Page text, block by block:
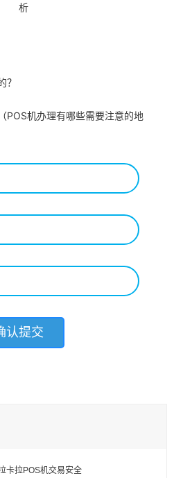
析
？
POS机办理有哪些需要注意的地
卡拉POS机交易安全